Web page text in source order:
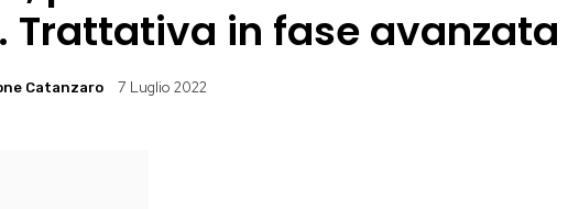
Trattativa in fase avanzata
Catanzaro 7 Luglio 2022